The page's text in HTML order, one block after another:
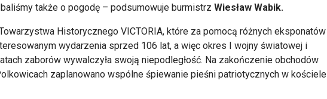
także o pogodę – podsumowuje burmistrz Wiesław Wabik.
Historycznego VICTORIA, które za pomocą różnych eksponatów
wydarzenia sprzed 106 lat, a więc okres I wojny światowej i
zaborów wywalczyła swoją niepodległość. Na zakończenie obchodów
zaplanowano wspólne śpiewanie pieśni patriotycznych w kościele